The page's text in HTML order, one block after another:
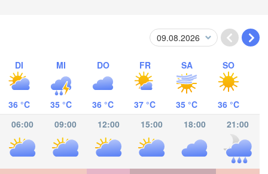
DI
36 °C
MI
35 °C
DO
36 °C
FR
37 °C
SA
35 °C
SO
36 °C
06:00 09:00 12:00 15:00 18:00 21:00
Valledupar